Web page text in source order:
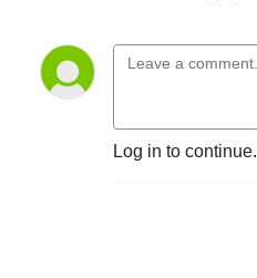
Log in to continue.